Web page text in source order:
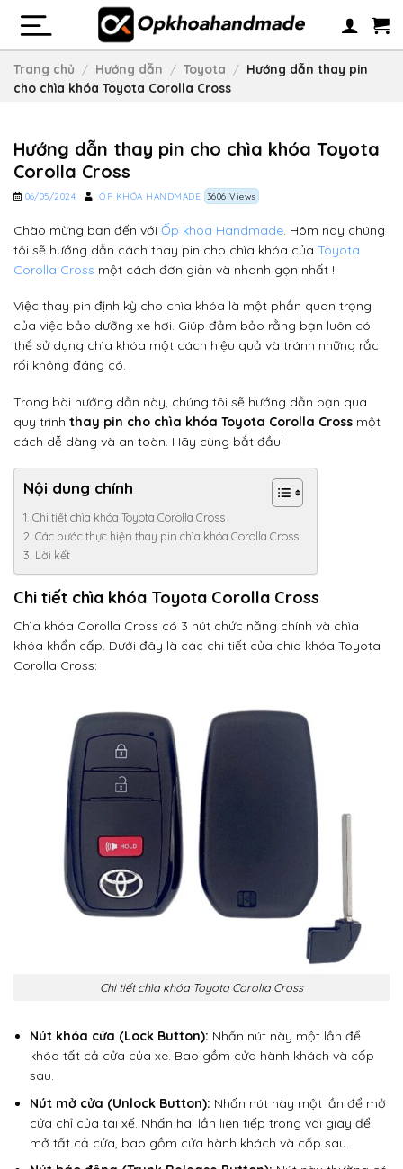
content
Trang chủ / Hướng dẫn / Toyota / Hướng dẫn thay pin
cho chìa khóa Toyota Corolla Cross
Hướng dẫn thay pin cho chìa khóa Toyota
Corolla Cross
06/05/2024 ỐP KHÓA HANDMADE 3606 Views
Chào mừng bạn đến với Ốp khóa Handmade. Hôm nay chúng
tôi sẽ hướng dẫn cách thay pin cho chìa khóa của Toyota
Corolla Cross một cách đơn giản và nhanh gọn nhất !!
Việc thay pin định kỳ cho chìa khóa là một phần quan trọng
của việc bảo dưỡng xe hơi. Giúp đảm bảo rằng bạn luôn có
thể sử dụng chìa khóa một cách hiệu quả và tránh những rắc
rối không đáng có.
Trong bài hướng dẫn này, chúng tôi sẽ hướng dẫn bạn qua
quy trình thay pin cho chìa khóa Toyota Corolla Cross một
cách dễ dàng và an toàn. Hãy cùng bắt đầu!
Nội dung chính
Chi tiết chìa khóa Toyota Corolla Cross
Các bước thực hiện thay pin chìa khóa Corolla Cross
Lời kết
Chi tiết chìa khóa Toyota Corolla Cross
Chìa khóa Corolla Cross có 3 nút chức năng chính và chìa
khóa khẩn cấp. Dưới đây là các chi tiết của chìa khóa Toyota
Corolla Cross:
Chi tiết chìa khóa Toyota Corolla Cross
Nút khóa cửa (Lock Button): Nhấn nút này một lần để
khóa tất cả cửa của xe. Bao gồm cửa hành khách và cốp
sau.
Nút mở cửa (Unlock Button): Nhấn nút này một lần để mở
cửa chỉ của tài xế. Nhấn hai lần liên tiếp trong vài giây để
mở tất cả cửa, bao gồm cửa hành khách và cốp sau.